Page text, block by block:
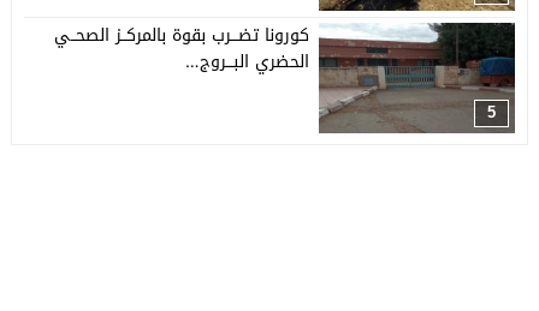
5
كورونا تضـــرب بقوة بالمركــز الصحــي
الحضري البـــروج…